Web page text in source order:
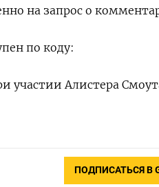
на запрос о
по коду:
​участии Алистера
ПОДПИСАТЬСЯ В